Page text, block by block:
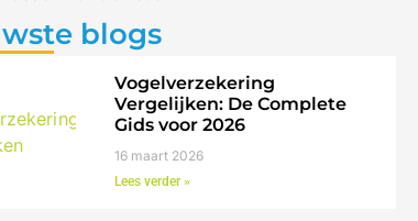
blogs
Vogelverzekering
Vergelijken: De Complete
Gids voor 2026
16 maart 2026
Lees verder »